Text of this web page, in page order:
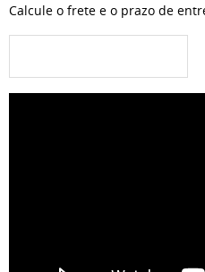
Calcule o frete e o prazo de